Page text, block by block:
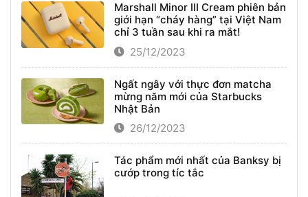
Marshall Minor III Cream phiên bản
giới hạn “cháy hàng” tại Việt Nam
chỉ 3 tuần sau khi ra mắt!
25/12/2023
Ngất ngây với thực đơn matcha
mừng năm mới của Starbucks
Nhật Bản
26/12/2023
Tác phẩm mới nhất của Banksy bị
cướp trong tíc tắc